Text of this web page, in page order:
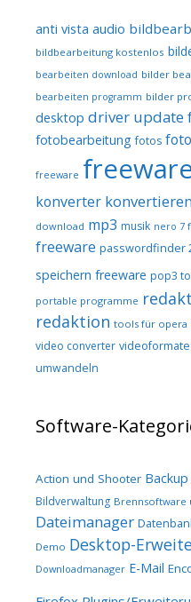
anti vista audio
bildbearbeitung kostenlos
bearbeiten download bilder
bearbeiten programm bilder
desktop driver update
fotobearbeitung fotos
freeware
konverter konvertieren
download mp3 musik nero 7
freeware passwordfinder
speichern freeware pop3
portable programme
redaktion tools für opera
video converter videoformate
umwandeln
Software-
Action und Shooter Backup
Bildverwaltung Brennsoftware
Dateimanager
Demo Desktop-
Downloadmanager E-Mail